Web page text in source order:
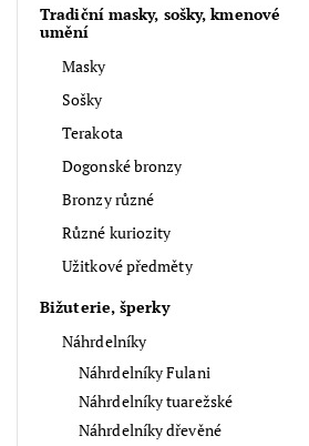
Tradiční masky, sošky, kmenové
umění
Masky
Sošky
Terakota
Dogonské bronzy
Bronzy různé
Různé kuriozity
Užitkové předměty
Bižuterie, šperky
Náhrdelníky
Náhrdelníky Fulani
Náhrdelníky tuarežské
Náhrdelníky dřevěné